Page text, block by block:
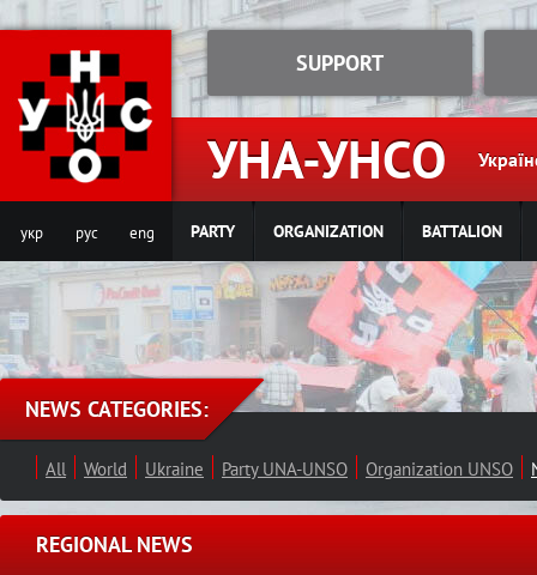
Jump to navigation
УНА-УНСО
SUPPORT
укр рус eng PARTY ORGANIZATION BATTALION
NEWS CATEGORIES:
All World Ukraine Party UNA-UNSO Organization UNSO
REGIONAL NEWS